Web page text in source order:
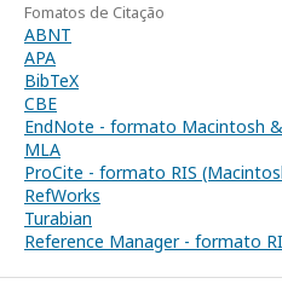
Fomatos de Citação
ABNT
APA
BibTeX
CBE
EndNote - formato Macintosh
MLA
ProCite - formato RIS
RefWorks
Turabian
Reference Manager - formato